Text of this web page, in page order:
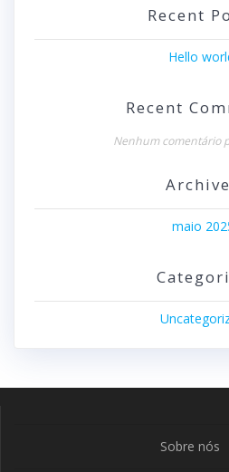
Recent
Hello
Recent
Nenhum comentário
maio
Sobre nós